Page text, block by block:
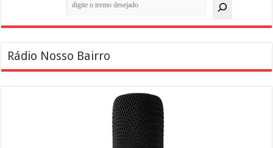
Rádio Nosso Bairro